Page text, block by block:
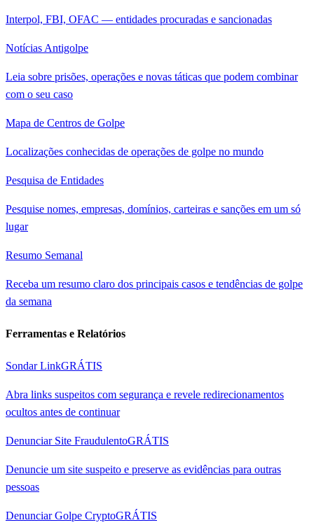
Interpol, FBI, OFAC — entidades procuradas e sancionadas
Notícias Antigolpe
Leia sobre prisões, operações e novas táticas que podem combinar
com o seu caso
Mapa de Centros de Golpe
Localizações conhecidas de operações de golpe no mundo
Pesquisa de Entidades
Pesquise nomes, empresas, domínios, carteiras e sanções em um só
lugar
Resumo Semanal
Receba um resumo claro dos principais casos e tendências de golpe
da semana
Ferramentas e Relatórios
Sondar LinkGRÁTIS
Abra links suspeitos com segurança e revele redirecionamentos
ocultos antes de continuar
Denunciar Site FraudulentoGRÁTIS
Denuncie um site suspeito e preserve as evidências para outras
pessoas
Denunciar Golpe CryptoGRÁTIS